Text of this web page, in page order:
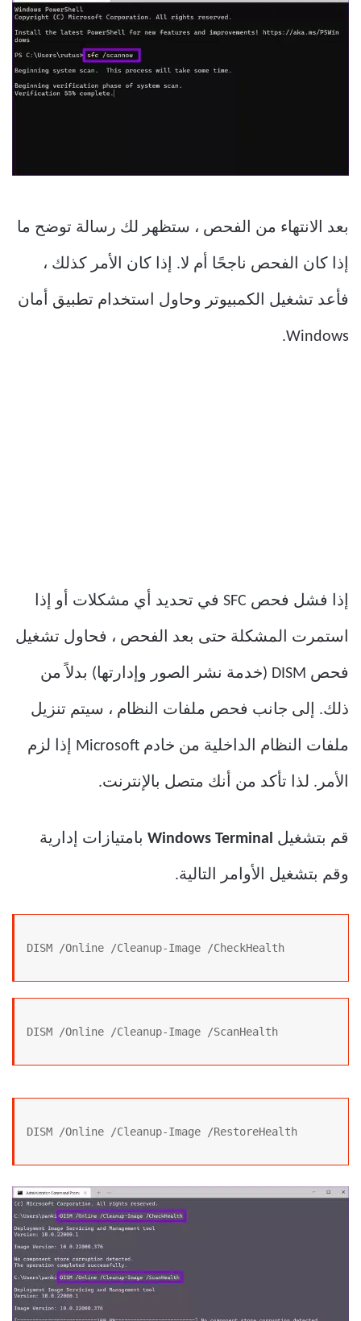
بعد الانتهاء من الفحص ، ستظهر لك رسالة توضح ما
إذا كان الفحص ناجحًا أم لا. إذا كان الأمر كذلك ،
فأعد تشغيل الكمبيوتر وحاول استخدام تطبيق أمان
Windows.
إذا فشل فحص SFC في تحديد أي مشكلات أو إذا
استمرت المشكلة حتى بعد الفحص ، فحاول تشغيل
فحص DISM (خدمة نشر الصور وإدارتها) بدلاً من
ذلك. إلى جانب فحص ملفات النظام ، سيتم تنزيل
ملفات النظام الداخلية من خادم Microsoft إذا لزم
الأمر. لذا تأكد من أنك متصل بالإنترنت.
قم بتشغيل Windows Terminal بامتيازات إدارية
وقم بتشغيل الأوامر التالية.
DISM /Online /Cleanup-Image /CheckHealth
DISM /Online /Cleanup-Image /ScanHealth
DISM /Online /Cleanup-Image /RestoreHealth